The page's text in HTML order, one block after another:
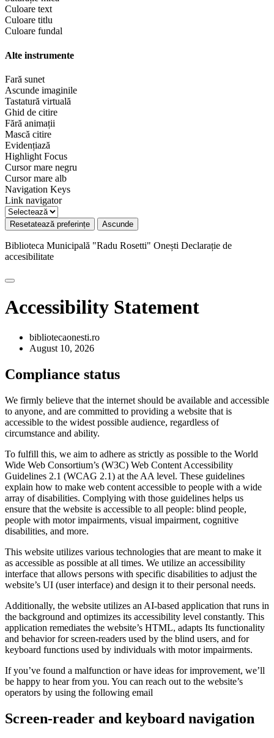
Culoare text
Culoare titlu
Culoare fundal
Alte instrumente
Fară sunet
Ascunde imaginile
Tastatură virtuală
Ghid de citire
Fără animații
Mască citire
Evidențiază
Highlight Focus
Cursor mare negru
Cursor mare alb
Navigation Keys
Link navigator
Resetatează preferințe Ascunde
Biblioteca Municipală "Radu Rosetti" Onești Declarație de
accesibilitate
Accessibility Statement
bibliotecaonesti.ro
August 10, 2026
Compliance status
We firmly believe that the internet should be available and accessible
to anyone, and are committed to providing a website that is
accessible to the widest possible audience, regardless of
circumstance and ability.
To fulfill this, we aim to adhere as strictly as possible to the World
Wide Web Consortium’s (W3C) Web Content Accessibility
Guidelines 2.1 (WCAG 2.1) at the AA level. These guidelines
explain how to make web content accessible to people with a wide
array of disabilities. Complying with those guidelines helps us
ensure that the website is accessible to all people: blind people,
people with motor impairments, visual impairment, cognitive
disabilities, and more.
This website utilizes various technologies that are meant to make it
as accessible as possible at all times. We utilize an accessibility
interface that allows persons with specific disabilities to adjust the
website’s UI (user interface) and design it to their personal needs.
Additionally, the website utilizes an AI-based application that runs in
the background and optimizes its accessibility level constantly. This
application remediates the website’s HTML, adapts Its functionality
and behavior for screen-readers used by the blind users, and for
keyboard functions used by individuals with motor impairments.
If you’ve found a malfunction or have ideas for improvement, we’ll
be happy to hear from you. You can reach out to the website’s
operators by using the following email
Screen-reader and keyboard navigation